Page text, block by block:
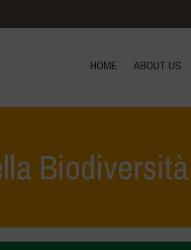
HOME ABOUT US
Biodiversità